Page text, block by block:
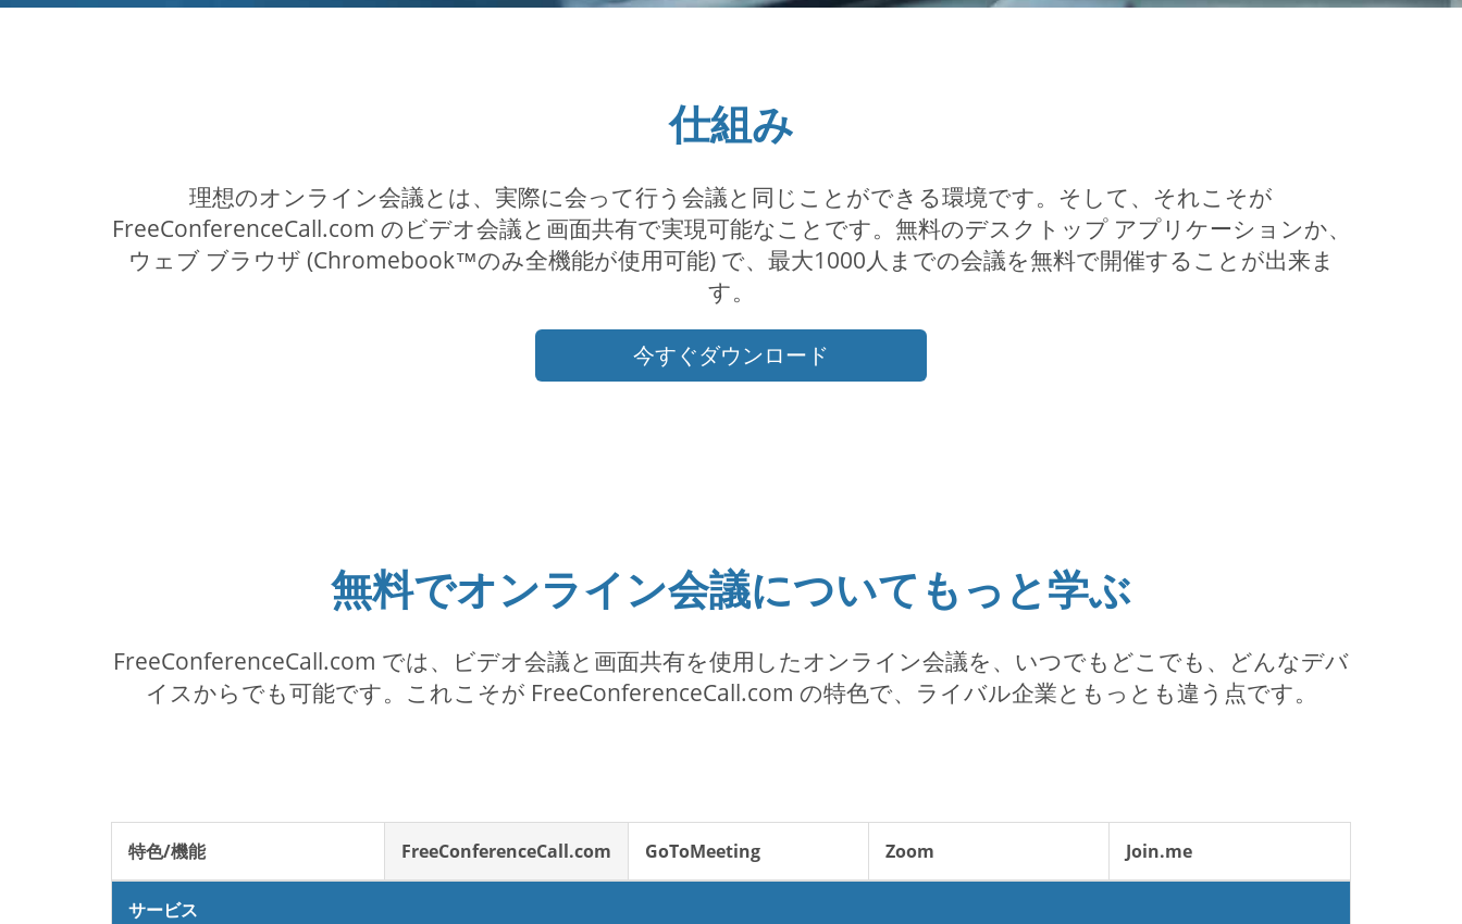
仕組み
理想のオンライン会議とは、実際に会って行う会議と同じことができる環境です。そして、それこそが
FreeConferenceCall.com のビデオ会議と画面共有で実現可能なことです。無料のデスクトップ アプリケーションか、
ウェブ ブラウザ (Chromebook™のみ全機能が使用可能) で、最大1000人までの会議を無料で開催することが出来ま
す。
今すぐダウンロード
無料でオンライン会議についてもっと学ぶ
FreeConferenceCall.com では、ビデオ会議と画面共有を使用したオンライン会議を、いつでもどこでも、どんなデバ
イスからでも可能です。これこそが FreeConferenceCall.com の特色で、ライバル企業ともっとも違う点です。
特色/機能 FreeConferenceCall.com GoToMeeting Zoom Join.me
サービス